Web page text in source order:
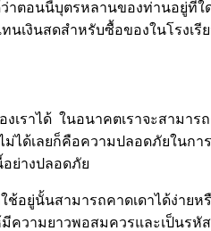
าตอนนี้บุตรหลานของท่านอยู่ที่ใ
นเงินสดสำหรับซื้อของในโรงเรี
ราได้ ในอนาคตเราจะสามาร
ม่ได้เลยก็คือความปลอดภัยในก
อย่างปลอดภัย
ยู่นั้นสามารถคาดเดาได้ง่ายหรื
มีความยาวพอสมควรและเป็นรหั